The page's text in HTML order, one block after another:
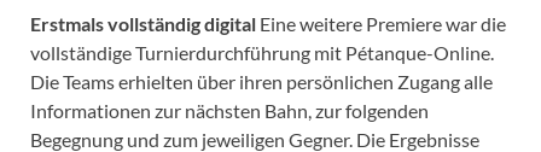
Erstmals vollständig digital Eine weitere Premiere war die
vollständige Turnierdurchführung mit Pétanque-Online.
Die Teams erhielten über ihren persönlichen Zugang alle
Informationen zur nächsten Bahn, zur folgenden
Begegnung und zum jeweiligen Gegner. Die Ergebnisse